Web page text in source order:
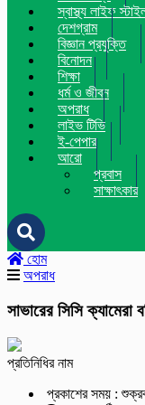
স্বাস্থ্য লাইফ
দেশগ্রাম
বিজ্ঞান প্রযুক্তি
বিনোদন
শিক্ষা
ধর্ম ও জীবন
অপরাধ
লাইভ টিভি
ই-পেপার
আরো
প্রবাস
সাক্ষাৎকার
হোম
অপরাধ
সাভারের সিসি
প্রতিনিধির নাম
প্রকাশের সময় :